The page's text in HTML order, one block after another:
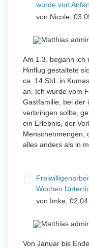
wurde von
von Nicole,
Am 1.3. begann ich
Hinflug gestaltete
ca. 14 Std. in
an. Ich wurde vom
Gastfamilie, bei der
verbringen sollte,
ein Erlebnis, der
Menschenmengen,
alles anders als in
Wochen
von Imke,
Von Januar bis